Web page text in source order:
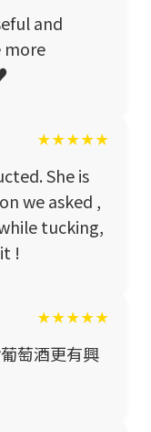
and
more
★★★★★
She is
we asked ,
tucking,
!
★★★★★
萄酒更有興